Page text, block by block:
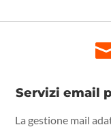
Servizi email
La gestione mail